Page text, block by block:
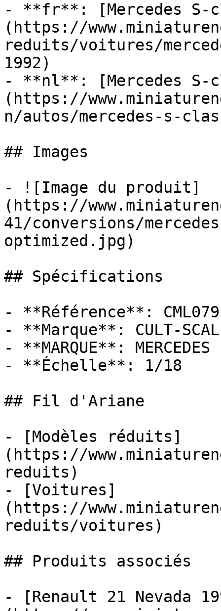
- **fr**: [Mercedes S-
(https://
reduits/voitures/
1992)
- **nl**: [Mercedes S-
(https://
n/autos/mercedes-s-
## Images
- ![Image du produit]
(https://
41/conversions/
optimized.jpg)
## Spécifications
- **Référence**:
- **Marque**: CULT-
- **MARQUE**: MERCEDES
- **Échelle**: 1/18
## Fil d'Ariane
- [Modèles réduits]
(https://
reduits)
- [Voitures]
(https://
reduits/voitures)
## Produits associés
- [Renault 21 Nevada